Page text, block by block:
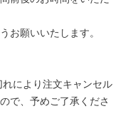
お願いいたします。
れにより注文キャンセル
で、予めご了承くださ